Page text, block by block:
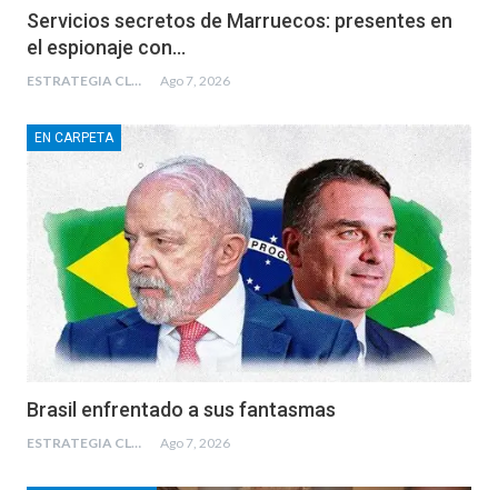
Servicios secretos de Marruecos: presentes en
el espionaje con…
ESTRATEGIA CLAE Ago 7, 2026
EN CARPETA
Brasil enfrentado a sus fantasmas
ESTRATEGIA CLAE Ago 7, 2026